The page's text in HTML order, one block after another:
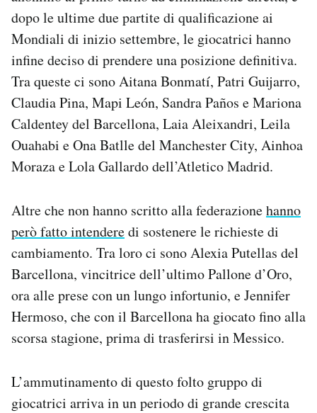
dopo le ultime due partite di qualificazione ai
Mondiali di inizio settembre, le giocatrici hanno
infine deciso di prendere una posizione definitiva.
Tra queste ci sono Aitana Bonmatí, Patri Guijarro,
Claudia Pina, Mapi León, Sandra Paños e Mariona
Caldentey del Barcellona, Laia Aleixandri, Leila
Ouahabi e Ona Batlle del Manchester City, Ainhoa
Moraza e Lola Gallardo dell’Atletico Madrid.
Altre che non hanno scritto alla federazionehanno
però fatto intenderedi sostenere le richieste di
cambiamento. Tra loro ci sono Alexia Putellas del
Barcellona, vincitrice dell’ultimo Pallone d’Oro,
ora alle prese con un lungo infortunio, e Jennifer
Hermoso, che con il Barcellona ha giocato fino alla
scorsa stagione, prima di trasferirsi in Messico.
L’ammutinamento di questo folto gruppo di
giocatrici arriva in un periodo di grande crescita